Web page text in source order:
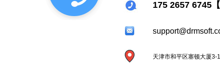
175 2657 6745
天津市和平区塞顿大厦3-